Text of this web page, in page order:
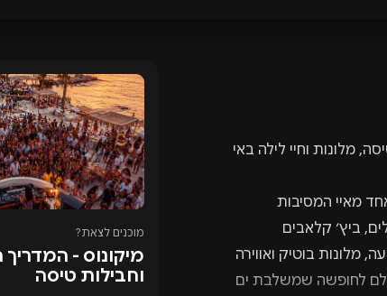
מלונות וחיי לילה באי
מאיי המסיבות
ביץ׳ קלאבים
מלונות בוטיק ואווירה
לחופשה שמשלבת ים
מוכנים לצאת?
מיקונוס -
וחבילות טיסה